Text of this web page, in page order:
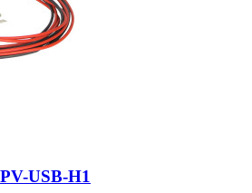
USB-H1